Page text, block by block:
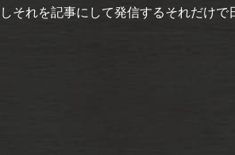
それを記事にして発信するそれだけで